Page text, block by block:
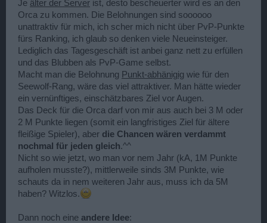
Je älter der Server ist, desto bescheuerter wird es an den
Orca zu kommen. Die Belohnungen sind soooooo
unattraktiv für mich, ich scher mich nicht über PvP-Punkte
fürs Ranking, ich glaub so denken viele Neueinsteiger.
Lediglich das Tagesgeschäft ist anbei ganz nett zu erfüllen
und das Blubben als PvP-Game selbst.
Macht man die Belohnung Punkt-abhänigig wie für den
Seewolf-Rang, wäre das viel attraktiver. Man hätte wieder
ein vernünftiges, einschätzbares Ziel vor Augen.
Das Deck für die Orca darf von mir aus auch bei 3 M oder
2 M Punkte liegen (somit ein langfristiges Ziel für ältere
fleißige Spieler), aber die Chancen wären verdammt
nochmal für jeden gleich.^^
Nicht so wie jetzt, wo man vor nem Jahr (kA, 1M Punkte
aufholen musste?), mittlerweile sinds 3M Punkte, wie
schauts da in nem weiteren Jahr aus, muss ich da 5M
haben? Witzlos.
Dann noch eine andere Idee: